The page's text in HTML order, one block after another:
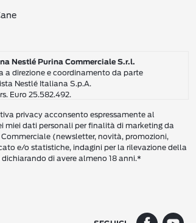
privacy
Nestlé Purina Commerciale S.r.l.
a direzione e coordinamento da parte
Nestlé Italiana S.p.A.
Euro 25.582.492.
(Mi)
Partita I.V.A. 10805410965
le nostre politiche e pratiche relative ai vostri Dati
privacy acconsento espressamente al
miei dati personali per finalità di marketing da
(newsletter, novità, promozioni,
e/o statistiche, indagini per la rilevazione della
di avere almeno 18 anni.*